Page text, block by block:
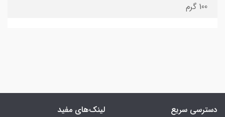
100 گرم
دسترسی سریع لینک‌های مفید